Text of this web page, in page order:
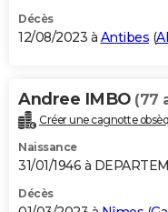
Décès
12/08/2023 à Antibes (
Andree IMBO (77
Créer une cagnotte
Naissance
31/01/1946 à
Décès